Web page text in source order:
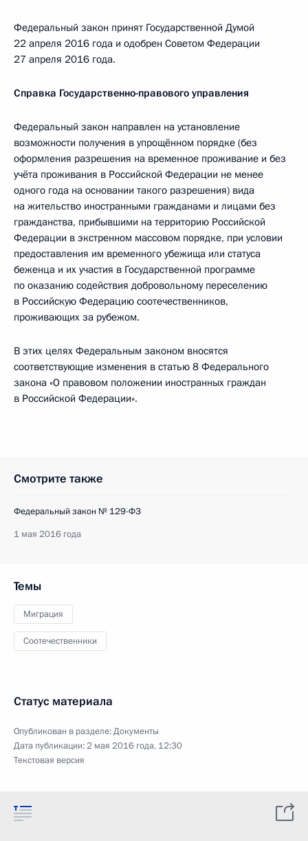
Федеральный закон принят Государственной Думой
22 апреля 2016 года и одобрен Советом Федерации
27 апреля 2016 года.
Справка Государственно-правового управления
Федеральный закон направлен на установление
возможности получения в упрощённом порядке (без
оформления разрешения на временное проживание и без
учёта проживания в Российской Федерации не менее
одного года на основании такого разрешения) вида
на жительство иностранными гражданами и лицами без
гражданства, прибывшими на территорию Российской
Федерации в экстренном массовом порядке, при условии
предоставления им временного убежища или статуса
беженца и их участия в Государственной программе
по оказанию содействия добровольному переселению
в Российскую Федерацию соотечественников,
проживающих за рубежом.
В этих целях Федеральным законом вносятся
соответствующие изменения в статью 8 Федерального
закона «О правовом положении иностранных граждан
в Российской Федерации».
Смотрите также
Федеральный закон № 129-ФЗ
1 мая 2016 года
Темы
Миграция
Соотечественники
Статус материала
Опубликован в разделе:Документы
Дата публикации:2 мая 2016 года, 12:30
Текстовая версия